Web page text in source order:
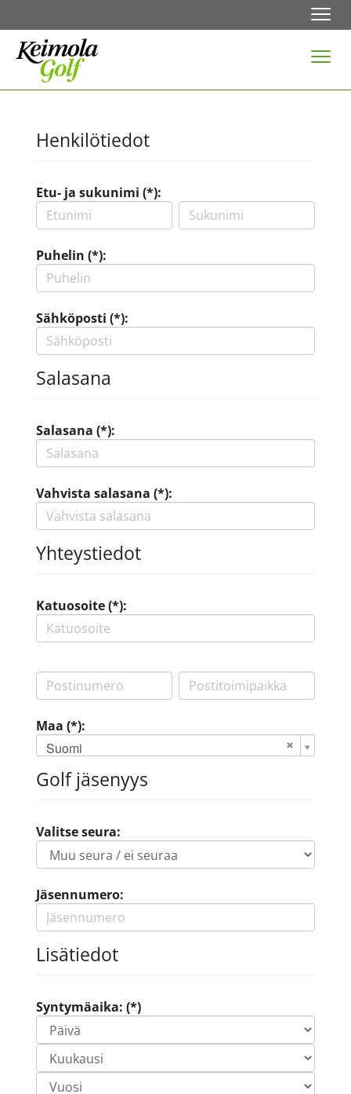
Henkilötiedot
Etu- ja sukunimi (*):
Puhelin (*):
Sähköposti (*):
Salasana
Salasana (*):
Vahvista salasana (*):
Yhteystiedot
Katuosoite (*):
Maa (*):
Suomi
Golf jäsenyys
Valitse seura:
Jäsennumero:
Lisätiedot
Syntymäaika: (*)